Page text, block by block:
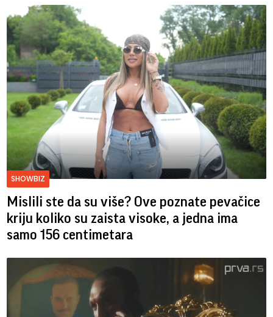
SHOWBIZ
Mislili ste da su više? Ove poznate pevačice
kriju koliko su zaista visoke, a jedna ima
samo 156 centimetara